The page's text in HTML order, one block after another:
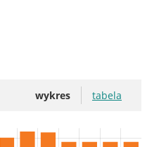
wykres tabela